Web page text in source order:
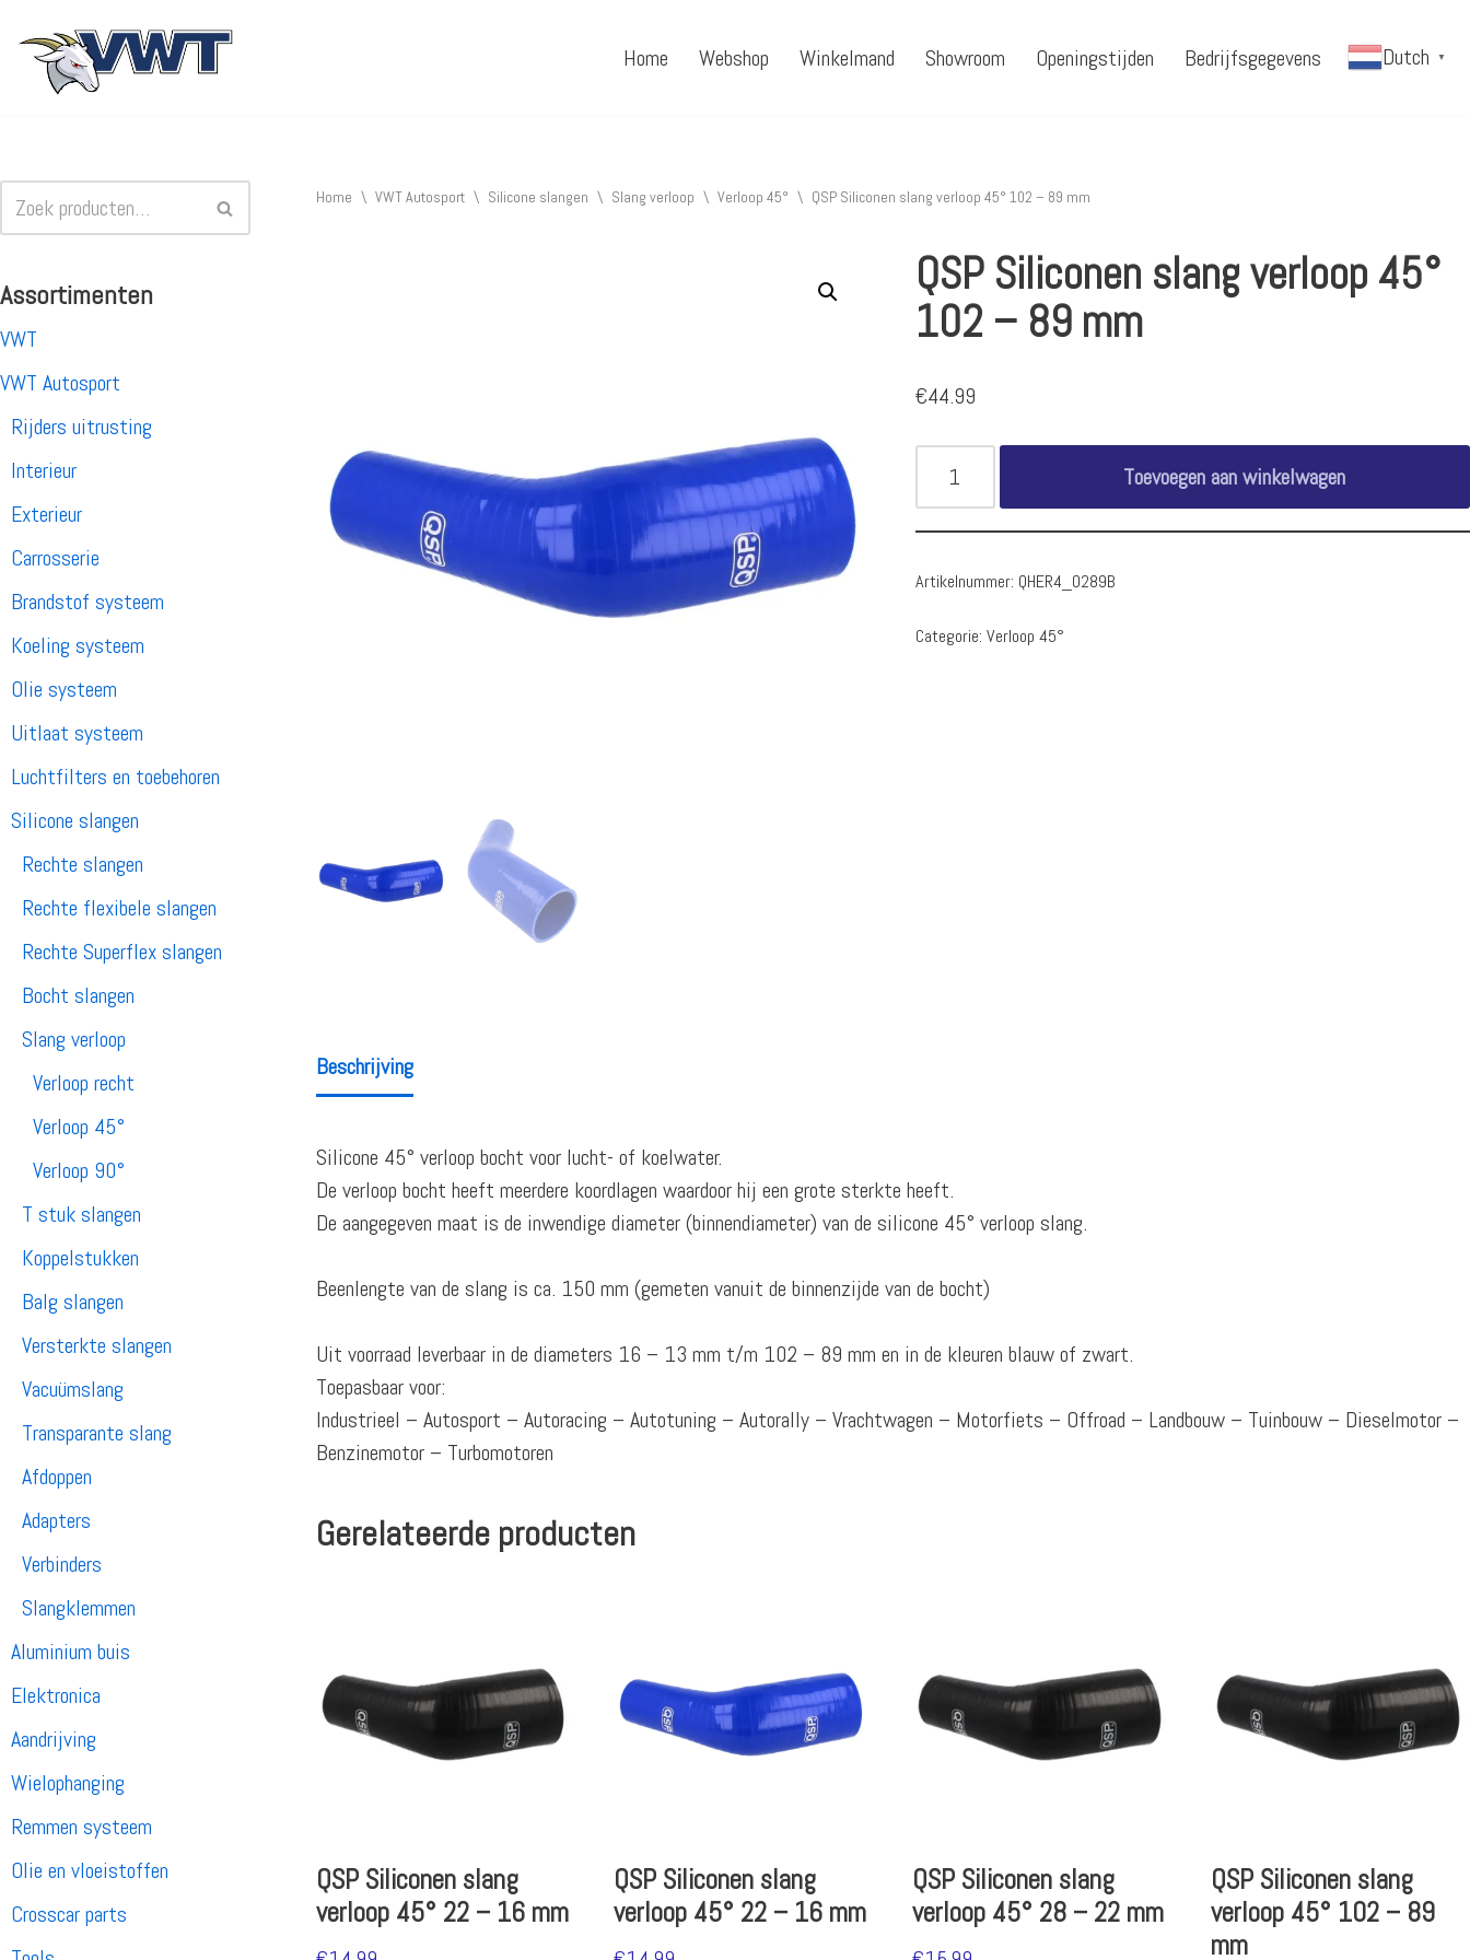
Ga
Home Webshop Winkelmand Showroom Openingstijden Bedrijfsgegevens Dutch ▼
Assortimenten
VWT
VWT Autosport
Rijders uitrusting
Interieur
Exterieur
Carrosserie
Brandstof systeem
Koeling systeem
Olie systeem
Uitlaat systeem
Luchtfilters en toebehoren
Silicone slangen
Rechte slangen
Rechte flexibele slangen
Rechte Superflex slangen
Bocht slangen
Slang verloop
Verloop recht
Verloop 45°
Verloop 90°
T stuk slangen
Koppelstukken
Balg slangen
Versterkte slangen
Vacuümslang
Transparante slang
Afdoppen
Adapters
Verbinders
Slangklemmen
Aluminium buis
Elektronica
Aandrijving
Wielophanging
Remmen systeem
Olie en vloeistoffen
Crosscar parts
Home \ VWT Autosport \ Silicone slangen \ Slang verloop \ Verloop 45° \ QSP Siliconen slang verloop 45° 102 – 89 mm
QSP Siliconen slang verloop 45°
102 – 89 mm
€44.99
Toevoegen aan winkelwagen
Artikelnummer: QHER4_0289B
Categorie:Verloop 45°
Beschrijving
Silicone 45° verloop bocht voor lucht- of koelwater.
De verloop bocht heeft meerdere koordlagen waardoor hij een grote sterkte heeft.
De aangegeven maat is de inwendige diameter (binnendiameter) van de silicone 45° verloop slang.
Beenlengte van de slang is ca. 150 mm (gemeten vanuit de binnenzijde van de bocht)
Uit voorraad leverbaar in de diameters 16 – 13 mm t/m 102 – 89 mm en in de kleuren blauw of zwart.
Toepasbaar voor:
Industrieel – Autosport – Autoracing – Autotuning – Autorally – Vrachtwagen – Motorfiets – Offroad – Landbouw – Tuinbouw – Dieselmotor –
Benzinemotor – Turbomotoren
Gerelateerde producten
QSP Siliconen slang
verloop 45° 22 – 16 mm
QSP Siliconen slang
verloop 45° 22 – 16 mm
QSP Siliconen slang
verloop 45° 28 – 22 mm
QSP Siliconen slang
verloop 45° 102 – 89
mm